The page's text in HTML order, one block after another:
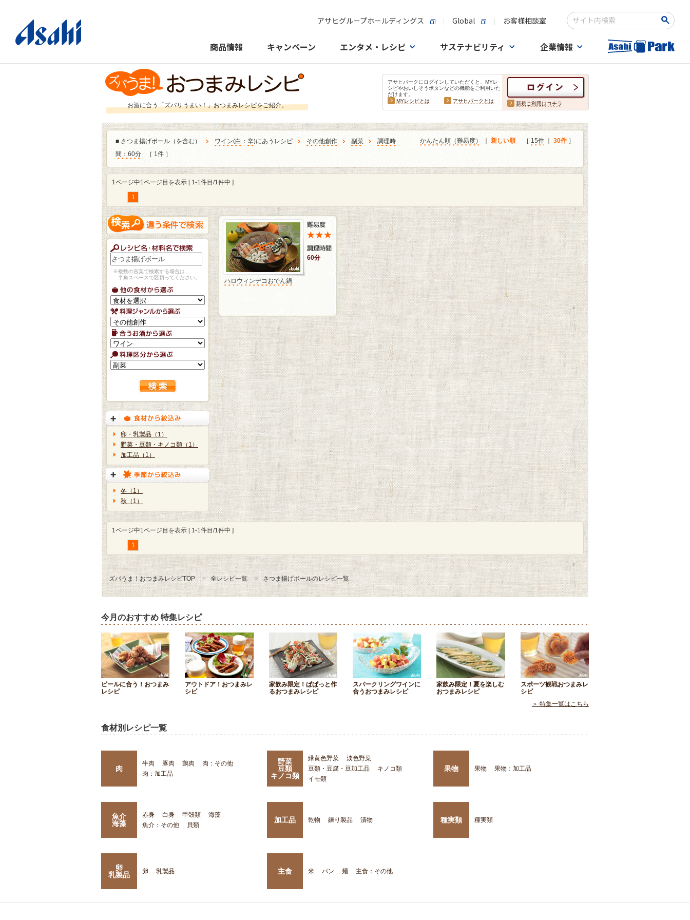
アサヒグループホールディングス Global お客様相談室
検索キーワード入力
商品情報 キャンペーン エンタメ・レシピ サステナビリティ 企業情報
お酒に合う「ズバリうまい！」おつまみレシピをご紹介。
アサヒパークにログインしていただくと、MYレ
シピやおいしそうボタンなどの機能をご利用いた
だけます。
MYレシピとは
アサヒパークとは 新規ご利用はコチラ
■ さつま揚げボール（を含む） ワイン(白 ： 辛)にあうレシピ その他創作 副菜
調理時
間：60分
［ 1件 ］
かんたん順（難易度） 新しい順 ［ 15件 30件 ］
1ページ中1ページ目を表示 [ 1-1件目/1件中 ]
1
※複数の言葉で検索する場合は、
半角スペースで区切ってください。
卵・乳製品（1）
野菜・豆類・キノコ類（1）
加工品（1）
冬（1）
秋（1）
60分
ハロウィンデコおでん鍋
1ページ中1ページ目を表示 [ 1-1件目/1件中 ]
1
ズバうま！おつまみレシピTOP 全レシピ一覧 さつま揚げボールのレシピ一覧
今月のおすすめ 特集レシピ
ビールに合う！おつまみ
レシピ
アウトドア！おつまみレ
シピ
家飲み限定！ぱぱっと作
るおつまみレシピ
スパークリングワインに
合うおつまみレシピ
家飲み限定！夏を楽しむ
おつまみレシピ
スポーツ観戦おつまみレ
シピ
＞ 特集一覧はこちら
食材別レシピ一覧
肉
牛肉 豚肉 鶏肉
肉：その他
肉：加工品
野菜
豆類
キノコ類
緑黄色野菜
淡色野菜
豆類・豆腐・豆加工品
キノコ類
イモ類
果物 果物 果物：加工品
魚介
海藻
赤身 白身 甲殻類
海藻
魚介：その他
貝類
加工品 乾物 練り製品 漬物 種実類 種実類
卵
乳製品
卵 乳製品 主食 米 パン 麺 主食：その他